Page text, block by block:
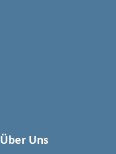
Über Uns